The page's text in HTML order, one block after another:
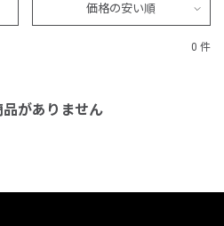
価格の安い順
0 件
がありません